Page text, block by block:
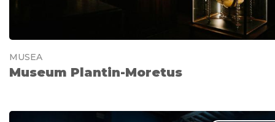
MUSEA
Museum Plantin-Moretus